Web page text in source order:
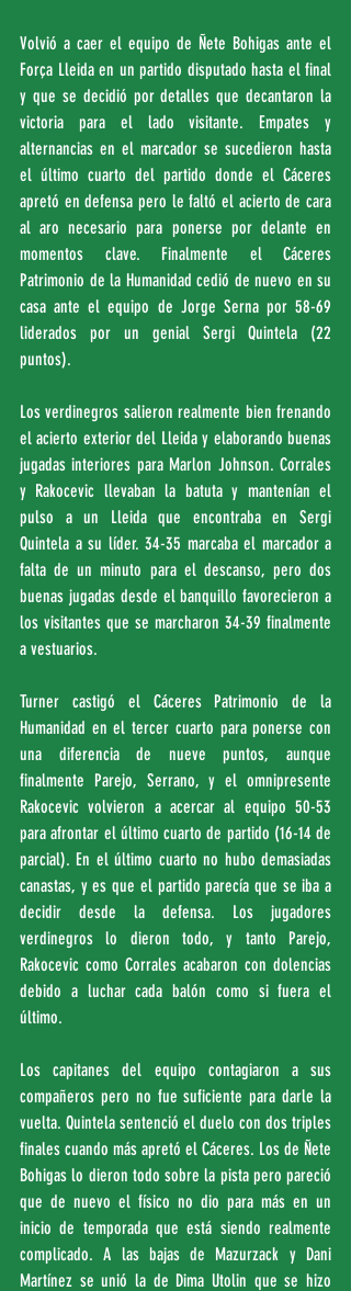
Volvió a caer el equipo de Ñete Bohigas ante el
Força Lleida en un partido disputado hasta el final
y que se decidió por detalles que decantaron la
victoria para el lado visitante. Empates y
alternancias en el marcador se sucedieron hasta
el último cuarto del partido donde el Cáceres
apretó en defensa pero le faltó el acierto de cara
al aro necesario para ponerse por delante en
momentos clave. Finalmente el Cáceres
Patrimonio de la Humanidad cedió de nuevo en su
casa ante el equipo de Jorge Serna por 58-69
liderados por un genial Sergi Quintela (22
puntos).
Los verdinegros salieron realmente bien frenando
el acierto exterior del Lleida y elaborando buenas
jugadas interiores para Marlon Johnson. Corrales
y Rakocevic llevaban la batuta y mantenían el
pulso a un Lleida que encontraba en Sergi
Quintela a su líder. 34-35 marcaba el marcador a
falta de un minuto para el descanso, pero dos
buenas jugadas desde el banquillo favorecieron a
los visitantes que se marcharon 34-39 finalmente
a vestuarios.
Turner castigó el Cáceres Patrimonio de la
Humanidad en el tercer cuarto para ponerse con
una diferencia de nueve puntos, aunque
finalmente Parejo, Serrano, y el omnipresente
Rakocevic volvieron a acercar al equipo 50-53
para afrontar el último cuarto de partido (16-14 de
parcial). En el último cuarto no hubo demasiadas
canastas, y es que el partido parecía que se iba a
decidir desde la defensa. Los jugadores
verdinegros lo dieron todo, y tanto Parejo,
Rakocevic como Corrales acabaron con dolencias
debido a luchar cada balón como si fuera el
último.
Los capitanes del equipo contagiaron a sus
compañeros pero no fue suficiente para darle la
vuelta. Quintela sentenció el duelo con dos triples
finales cuando más apretó el Cáceres. Los de Ñete
Bohigas lo dieron todo sobre la pista pero pareció
que de nuevo el físico no dio para más en un
inicio de temporada que está siendo realmente
complicado. A las bajas de Mazurzack y Dani
Martínez se unió la de Dima Utolin que se hizo